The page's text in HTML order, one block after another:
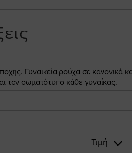
Γυναικεία ρούχα σε κανονικά
τον σωματότυπο κάθε γυναίκας.
Τιμή